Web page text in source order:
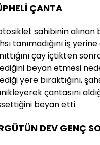
ÇANTA
sahibinin
tanımadığını iş
çay içtikten
beyan etmesi
yere bıraktığını,
çantasını
beyan etti.
DEV GENÇ